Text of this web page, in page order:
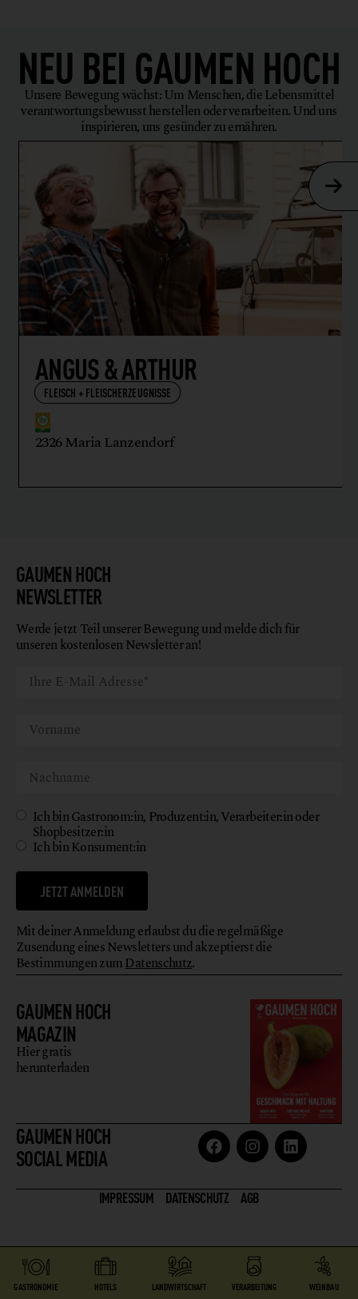
NEU BEI GAUMEN HOCH
Unsere Bewegung wächst: Um Menschen, die Lebensmittel
verantwortungsbewusst herstellen oder verarbeiten. Und uns
inspirieren, uns gesünder zu ernähren.
ANGUS & ARTHUR
FLEISCH + FLEISCHERZEUGNISSE
2326 Maria Lanzendorf
GAUMEN HOCH
MAGAZIN
Hier gratis
herunterladen
GAUMEN HOCH
SOCIAL MEDIA
GAUMEN HOCH
NEWSLETTER
Werde jetzt Teil unserer Bewegung und melde dich für
unseren kostenlosen Newsletter an!
Ich bin Gastronom:in, Produzent:in, Verarbeiter:in oder
Shopbesitzer:in
Ich bin Konsument:in
JETZT ANMELDEN
Mit deiner Anmeldung erlaubst du die regelmäßige
Zusendung eines Newsletters und akzeptierst die
Bestimmungen zumDatenschutz.
IMPRESSUM DATENSCHUTZ AGB
GASTRONOMIE HOTELS LANDWIRTSCHAFT VERARBEITUNG WEINBAU